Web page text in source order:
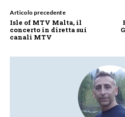
Articolo precedente
Isle of MTV Malta, il
concerto in diretta sui
canali MTV